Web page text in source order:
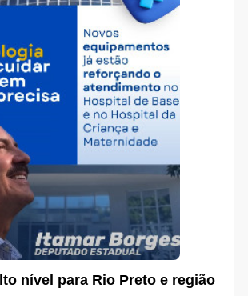
nível para Rio Preto e região